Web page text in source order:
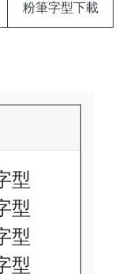
粉筆字型下載
型
型
型
型